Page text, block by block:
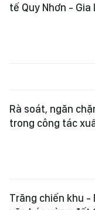
tế Quy Nhơn - Gia
Rà soát, ngăn
trong công tác
Trăng chiến khu -